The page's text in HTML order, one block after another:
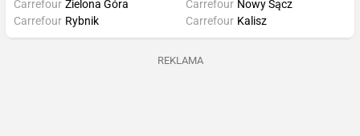
Carrefour Zielona Góra
Carrefour Rybnik
Carrefour Nowy Sącz
Carrefour Kalisz
REKLAMA